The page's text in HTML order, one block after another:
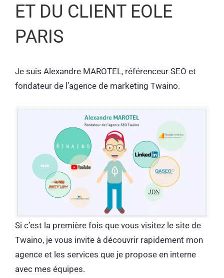
ET DU CLIENT EOLE
PARIS
Je suis Alexandre MAROTEL, référenceur SEO et
fondateur de l’agence de marketing Twaino.
Si c’est la première fois que vous visitez le site de
Twaino, je vous invite à découvrir rapidement mon
agence et les services que je propose en interne
avec mes équipes.